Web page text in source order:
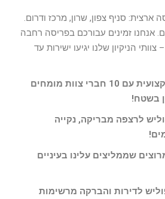
ארצית: סניף צפון, שרון, מרכז ודרום.
אנחנו זמינים עבורכם בפריסה רחבה
הניקיון שלנו יגיעו ישירות עד
חברת פוליש מקצועית עם 10 חברי צוות מומחים
לרצפה מבריקה, נקייה
שממליצים עלינו בעיניים
לדירות והברקה מרשימות